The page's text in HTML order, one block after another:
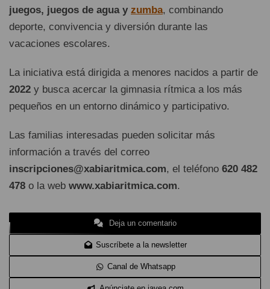
juegos, juegos de agua y zumba, combinando
deporte, convivencia y diversión durante las
vacaciones escolares.
La iniciativa está dirigida a menores nacidos a partir de
2022 y busca acercar la gimnasia rítmica a los más
pequeños en un entorno dinámico y participativo.
Las familias interesadas pueden solicitar más
información a través del correo
inscripciones@xabiaritmica.com, el teléfono 620 482
478 o la web www.xabiaritmica.com.
Deja un comentario
Suscríbete a la newsletter
Canal de Whatsapp